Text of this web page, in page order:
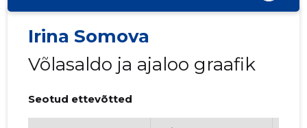
Irina Somova
Võlasaldo ja ajaloo graafik
Seotud ettevõtted